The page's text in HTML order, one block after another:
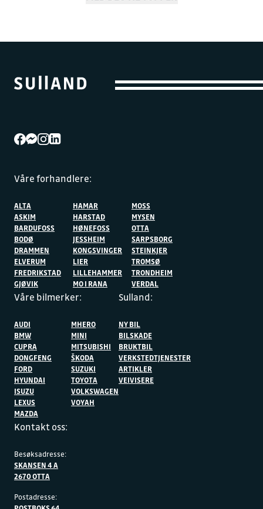
Våre forhandlere:
ALTA
ASKIM
BARDUFOSS
BODØ
DRAMMEN
ELVERUM
FREDRIKSTAD
GJØVIK
HAMAR
HARSTAD
HØNEFOSS
JESSHEIM
KONGSVINGER
LIER
LILLEHAMMER
MO I RANA
MOSS
MYSEN
OTTA
SARPSBORG
STEINKJER
TROMSØ
TRONDHEIM
VERDAL
Våre bilmerker:
AUDI
BMW
CUPRA
DONGFENG
FORD
HYUNDAI
ISUZU
LEXUS
MAZDA
MHERO
MINI
MITSUBISHI
ŠKODA
SUZUKI
TOYOTA
VOLKSWAGEN
VOYAH
Sulland:
NY BIL
BILSKADE
BRUKTBIL
VERKSTEDTJENESTER
ARTIKLER
VEIVISERE
Kontakt oss:
Besøksadresse:
SKANSEN 4 A
2670 OTTA
Postadresse: